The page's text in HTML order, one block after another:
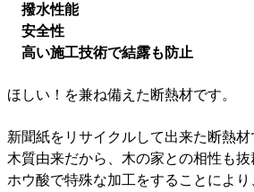
撥水性能
安全性
高い施工技術で結露も防止
ほしい！を兼ね備えた断熱材です。
新聞紙をリサイクルして出来た断熱材
木質由来だから、木の家との相性も抜
ホウ酸で特殊な加工をすることにより